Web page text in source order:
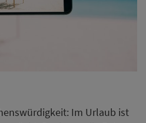
Im Urlaub ist